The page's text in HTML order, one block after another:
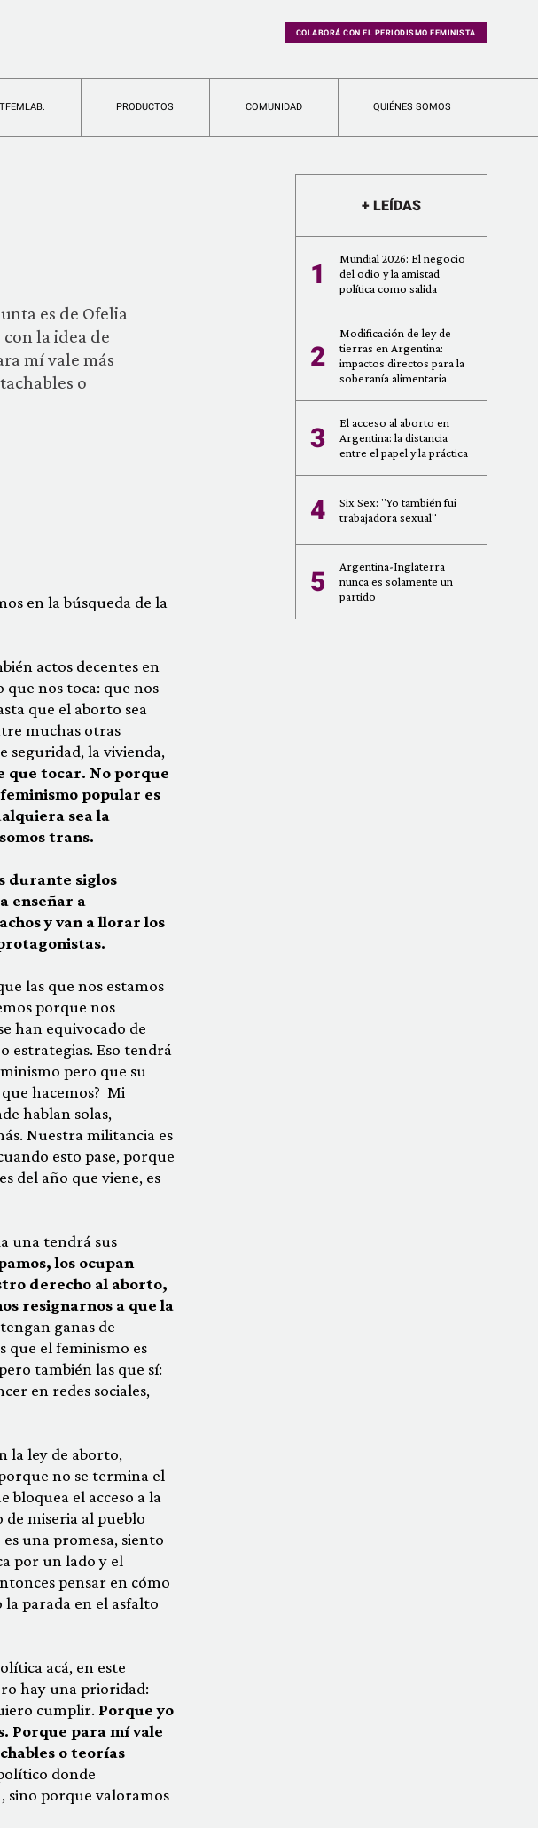
COLABORÁ CON EL PERIODISMO FEMINISTA
PRODUCTOS COMUNIDAD QUIÉNES SOMOS
es de Ofelia
la idea de
mí vale más
o
en la búsqueda de la
actos decentes en
nos toca: que nos
que el aborto sea
muchas otras
seguridad, la vivienda,
que tocar. No porque
popular es
sea la
trans.
durante siglos
enseñar a
y van a llorar los
las que nos estamos
porque nos
han equivocado de
estrategias. Eso tendrá
pero que su
hacemos? Mi
hablan solas,
Nuestra militancia es
esto pase, porque
del año que viene, es
una tendrá sus
los ocupan
derecho al aborto,
resignarnos a que la
ganas de
que el feminismo es
también las que sí:
en redes sociales,
la ley de aborto,
no se termina el
el acceso a la
miseria al pueblo
una promesa, siento
por un lado y el
pensar en cómo
parada en el asfalto
acá, en este
hay una prioridad:
cumplir. Porque yo
Porque para mí vale
o teorías
donde
sino porque valoramos
+ LEÍDAS
1
Mundial 2026: El negocio
del odio y la amistad
política como salida
2
Modificación de ley de
tierras en Argentina:
impactos directos para la
soberanía alimentaria
3
El acceso al aborto en
Argentina: la distancia
entre el papel y la práctica
4
Six Sex: "Yo también fui
trabajadora sexual"
5
Argentina-Inglaterra
nunca es solamente un
partido